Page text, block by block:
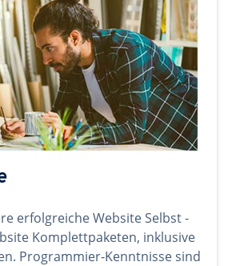
erfolgreiche Website Selbst -
Komplettpaketen, inklusive
Programmier-Kenntnisse sind